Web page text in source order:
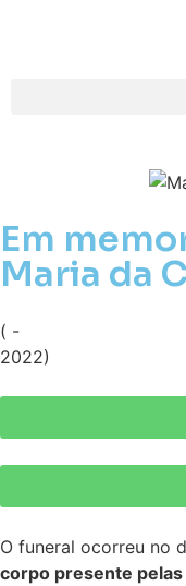
Em
Maria da
( -
2022)
O funeral ocorreu no
corpo presente pelas